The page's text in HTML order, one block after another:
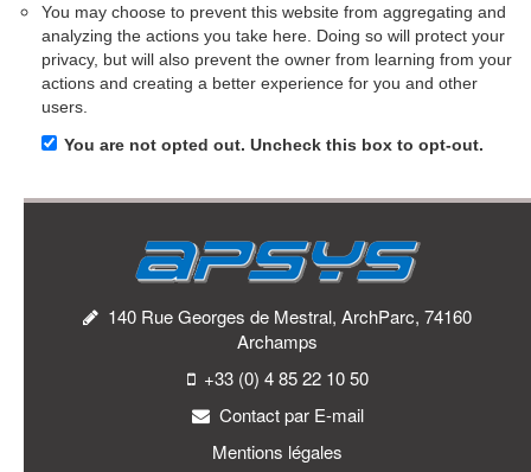
You may choose to prevent this website from aggregating and
analyzing the actions you take here. Doing so will protect your
privacy, but will also prevent the owner from learning from your
actions and creating a better experience for you and other
users.
You are not opted out. Uncheck this box to opt-out.
140 Rue Georges de Mestral, ArchParc, 74160
Archamps
+33 (0) 4 85 22 10 50
Contact par E-mail
Mentions légales